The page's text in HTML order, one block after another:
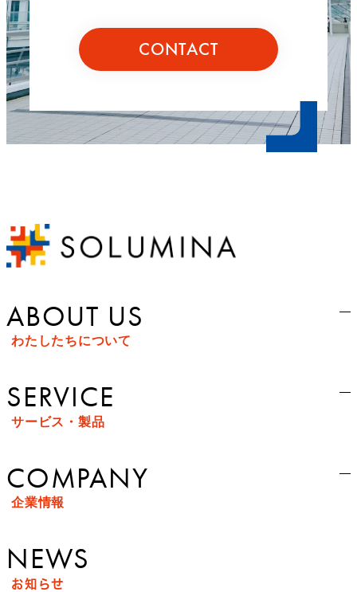
CONTACT
ABOUT US
わたしたちについて
SERVICE
サービス・製品
COMPANY
企業情報
NEWS
お知らせ